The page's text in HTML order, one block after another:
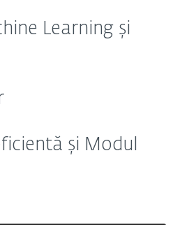
Learning și
și Modul